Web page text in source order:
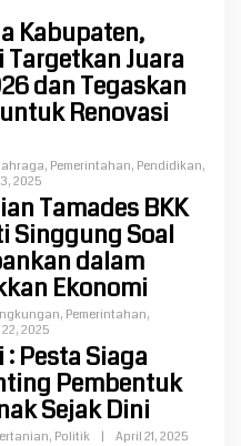
Kabupaten,
Juara
dan Tegaskan
Renovasi
, Pemerintahan, Pendidikan,
2025
Tamades BKK
Singgung Soal
dalam
Ekonomi
, Pemerintahan,
2025
Pesta Siaga
Pembentuk
Sejak Dini
, Politik | April 21, 2025